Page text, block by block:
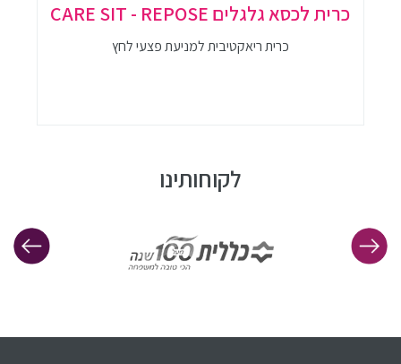
כרית לכסא גלגלים CARE SIT - REPOSE
כרית ריאקטיבית למניעת פצעי לחץ
לקוחותינו